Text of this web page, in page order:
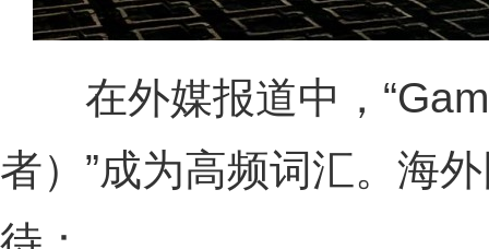
在外媒报道中，
者）”成为高频词汇。海